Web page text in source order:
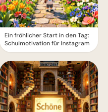
Ein fröhlicher Start in den Tag:
Schulmotivation für Instagram